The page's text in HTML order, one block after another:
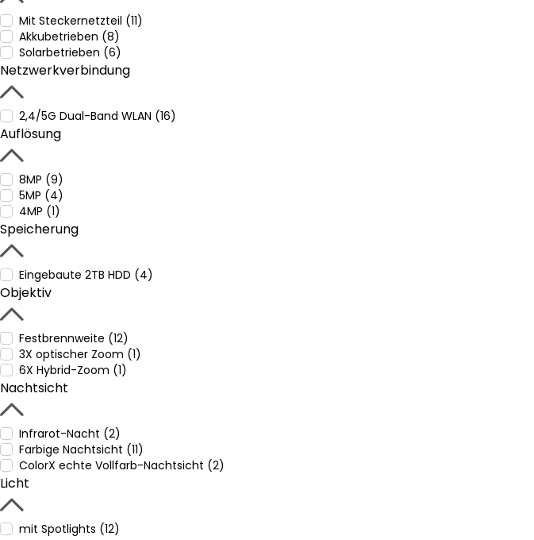
Mit Steckernetzteil (11)
Akkubetrieben (8)
Solarbetrieben (6)
Netzwerkverbindung
2,4/5G Dual-Band WLAN (16)
Auflösung
8MP (9)
5MP (4)
4MP (1)
Speicherung
Eingebaute 2TB HDD (4)
Objektiv
Festbrennweite (12)
3X optischer Zoom (1)
6X Hybrid-Zoom (1)
Nachtsicht
Infrarot-Nacht (2)
Farbige Nachtsicht (11)
ColorX echte Vollfarb-Nachtsicht (2)
Licht
mit Spotlights (12)